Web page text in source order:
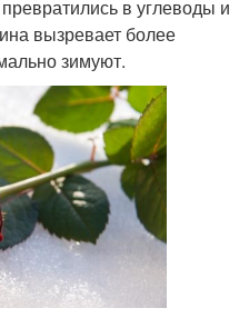
в углеводы и
вызревает более
зимуют.